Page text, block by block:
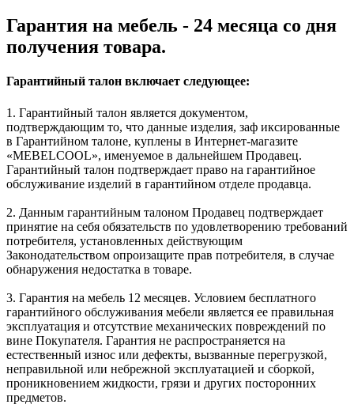
Гарантия на мебель - 24 месяца со дня
получения товара.
Гарантийный талон включает следующее:
1. Гарантийный талон является документом,
подтверждающим то, что данные изделия, заф иксированные
в Гарантийном талоне, куплены в Интернет-магазите
«MEBELCOOL», именуемое в дальнейшем Продавец.
Гарантийный талон подтверждает право на гарантийное
обслуживание изделий в гарантийном отделе продавца.
2. Данным гарантийным талоном Продавец подтверждает
принятие на себя обязательств по удовлетворению требований
потребителя, установленных действующим
Законодательством опроизащите прав потребителя, в случае
обнаружения недостатка в товаре.
3. Гарантия на мебель 12 месяцев. Условием бесплатного
гарантийного обслуживания мебели является ее правильная
эксплуатация и отсутствие механических повреждений по
вине Покупателя. Гарантия не распространяется на
естественный износ или дефекты, вызванные перегрузкой,
неправильной или небрежной эксплуатацией и сборкой,
проникновением жидкости, грязи и других посторонних
предметов.